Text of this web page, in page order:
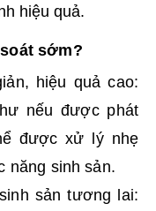
hiệu quả.
sớm?
hiệu quả cao:
nếu được phát
được xử lý nhẹ
năng sinh sản.
sản tương lai: